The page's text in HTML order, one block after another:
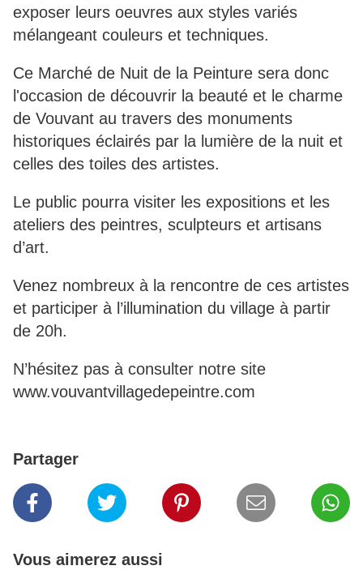
exposer leurs oeuvres aux styles variés
mélangeant couleurs et techniques.
Ce Marché de Nuit de la Peinture sera donc
l'occasion de découvrir la beauté et le charme
de Vouvant au travers des monuments
historiques éclairés par la lumière de la nuit et
celles des toiles des artistes.
Le public pourra visiter les expositions et les
ateliers des peintres, sculpteurs et artisans
d’art.
Venez nombreux à la rencontre de ces artistes
et participer à l’illumination du village à partir
de 20h.
N’hésitez pas à consulter notre site
www.vouvantvillagedepeintre.com
Partager
Vous aimerez aussi